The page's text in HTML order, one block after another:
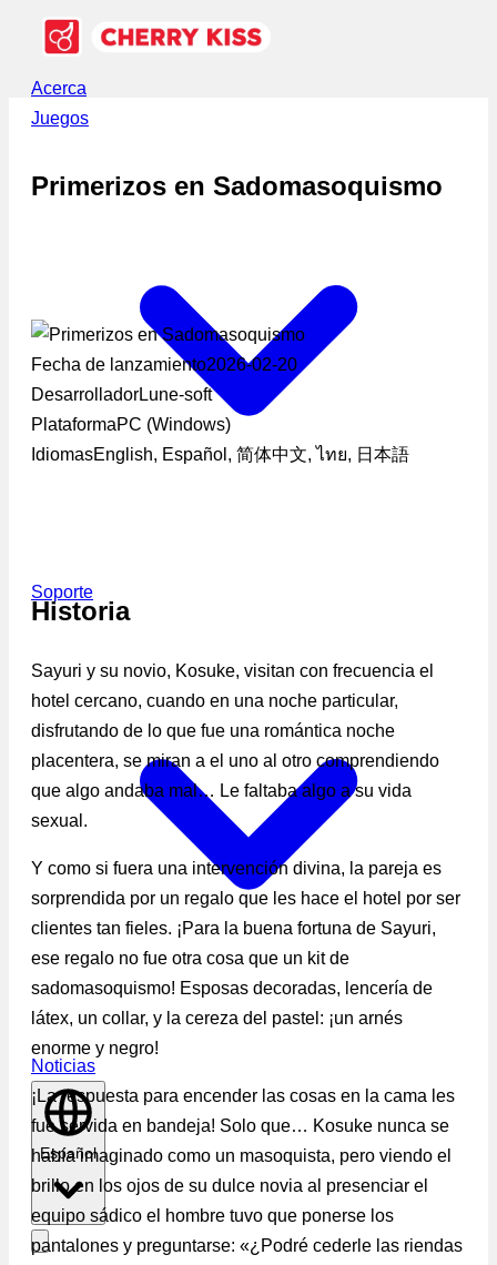
Acerca
Juegos
Soporte
Noticias
Español
Primerizos en Sadomasoquismo
Fecha de lanzamiento2026-02-20
DesarrolladorLune-soft
PlataformaPC (Windows)
IdiomasEnglish, Español, 简体中文, ไทย, 日本語
Historia
Sayuri y su novio, Kosuke, visitan con frecuencia el
hotel cercano, cuando en una noche particular,
disfrutando de lo que fue una romántica noche
placentera, se miran a el uno al otro comprendiendo
que algo andaba mal… Le faltaba algo a su vida
sexual.
Y como si fuera una intervención divina, la pareja es
sorprendida por un regalo que les hace el hotel por ser
clientes tan fieles. ¡Para la buena fortuna de Sayuri,
ese regalo no fue otra cosa que un kit de
sadomasoquismo! Esposas decoradas, lencería de
látex, un collar, y la cereza del pastel: ¡un arnés
enorme y negro!
¡La respuesta para encender las cosas en la cama les
fue servida en bandeja! Solo que… Kosuke nunca se
había imaginado como un masoquista, pero viendo el
brillo en los ojos de su dulce novia al presenciar el
equipo sádico el hombre tuvo que ponerse los
pantalones y preguntarse: «¿Podré cederle las riendas